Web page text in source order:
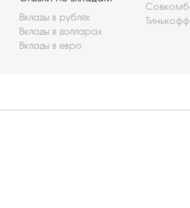
Вклады в рублях
Вклады в долларах
Вклады в евро